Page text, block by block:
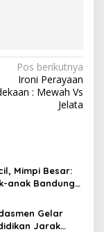
Pos berikutnya
Ironi Perayaan
: Mewah Vs
Jelata
Mimpi Besar:
anak Bandung
Gelar
Jarak